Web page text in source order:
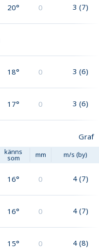
20° 0 3 (7)
18° 0 3 (6)
17° 0 3 (6)
Graf
känns
som mm m/s (by)
16° 0 4 (7)
16° 0 4 (7)
15° 0 4 (8)